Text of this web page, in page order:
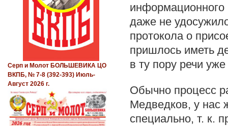
даже не
протокола о
пришлось иметь
в ту пору речи
Обычно процесс
Медведков, у нас
специально, т. к.
Серп и Молот БОЛЬШЕВИКА ЦО
ВКПБ, № 7-8 (392-393) Июль-
Август 2026 г.